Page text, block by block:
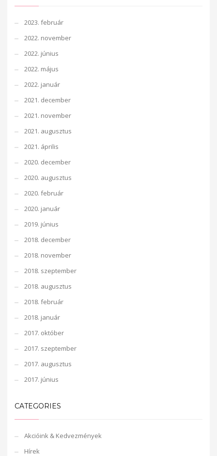
2023. február
2022. november
2022. június
2022. május
2022. január
2021. december
2021. november
2021. augusztus
2021. április
2020. december
2020. augusztus
2020. február
2020. január
2019. június
2018. december
2018. november
2018. szeptember
2018. augusztus
2018. február
2018. január
2017. október
2017. szeptember
2017. augusztus
2017. június
CATEGORIES
Akcióink & Kedvezmények
Hírek